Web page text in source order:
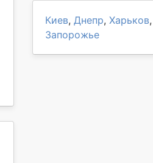
Киев, Днепр, Харьков,
Запорожье